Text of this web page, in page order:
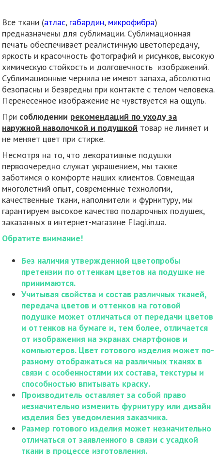
Все ткани (атлас, габардин, микрофибра)
предназначены для сублимации. Сублимационная
печать обеспечивает реалистичную цветопередачу,
яркость и красочность фотографий и рисунков, высокую
химическую стойкость и долговечность изображений.
Сублимационные чернила не имеют запаха, абсолютно
безопасны и безвредны при контакте с телом человека.
Перенесенное изображение не чувствуется на ощупь.
При соблюдении рекомендаций по уходу за
наружной наволочкой и подушкой товар не линяет и
не меняет цвет при стирке.
Несмотря на то, что декоративные подушки
первоочередно служат украшением, мы также
заботимся о комфорте наших клиентов. Совмещая
многолетний опыт, современные технологии,
качественные ткани, наполнители и фурнитуру, мы
гарантируем высокое качество подарочных подушек,
заказанных в интернет-магазине Flagi.in.ua.
Обратите внимание!
Без наличия утвержденной цветопробы
претензии по оттенкам цветов на подушке не
принимаются.
Учитывая свойства и состав различных тканей,
передача цветов и оттенков на готовой
подушке может отличаться от передачи цветов
и оттенков на бумаге и, тем более, отличается
от изображения на экранах смартфонов и
компьютеров. Цвет готового изделия может по-
разному отображаться на различных тканях в
связи с особенностями их состава, текстуры и
способностью впитывать краску.
Производитель оставляет за собой право
незначительно изменить фурнитуру или дизайн
изделия без уведомления заказчика.
Размер готового изделия может незначительно
отличаться от заявленного в связи с усадкой
ткани в процессе изготовления.